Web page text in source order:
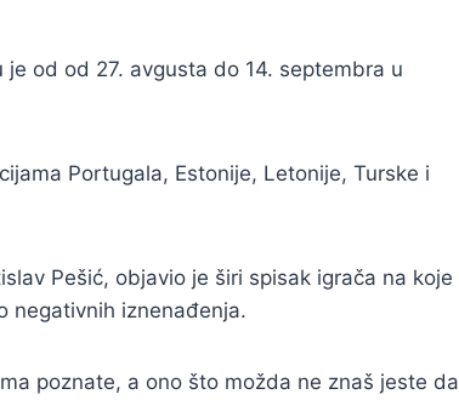
od od 27. avgusta do 14. septembra u
Portugala, Estonije, Letonije, Turske i
Pešić, objavio je širi spisak igrača na koje
negativnih iznenađenja.
poznate, a ono što možda ne znaš jeste da